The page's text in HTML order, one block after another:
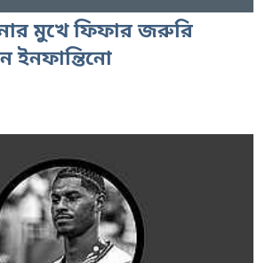
মুখে ফিফার জরুরি
ইনফান্তিনো